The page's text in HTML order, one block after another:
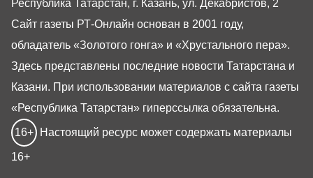
Республика Татарстан, г. Казань, ул. Декабристов, 2
Сайт газеты РТ-Онлайн основан в 2001 году,
обладатель «Золотого гонга» и «Хрустального пера».
Здесь представлены последние новости Татарстана и
Казани. При использовании материалов с сайта газеты
«Республика Татарстан» гиперссылка обязательна.
16+ Настоящий ресурс может содержать материалы
16+